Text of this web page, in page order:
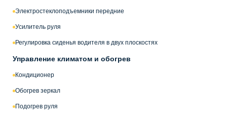
Электростеклоподъемники передние
Усилитель руля
Регулировка сиденья водителя в двух плоскостях
Управление климатом и обогрев
Кондиционер
Обогрев зеркал
Подогрев руля